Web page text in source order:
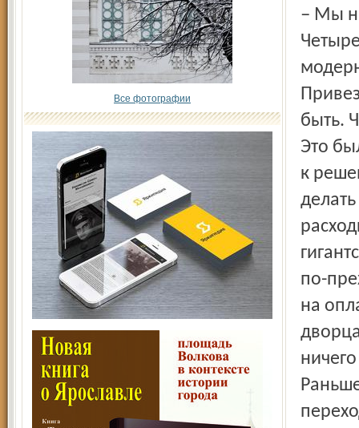
Все фотографии
– Мы находимся в состоянии полного анахронизма.
быть.
Это
к
по-
на